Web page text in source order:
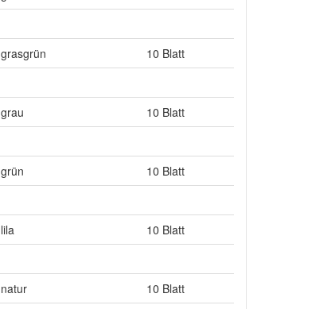
grasgrün
10 Blatt
grau
10 Blatt
grün
10 Blatt
lila
10 Blatt
natur
10 Blatt